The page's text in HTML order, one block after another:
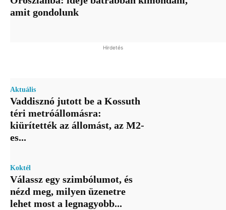
amit gondolunk
Hirdetés
Aktuális
Vaddisznó jutott be a Kossuth
téri metróállomásra:
kiürítették az állomást, az M2-
es...
Koktél
Válassz egy szimbólumot, és
nézd meg, milyen üzenetre
lehet most a legnagyobb...